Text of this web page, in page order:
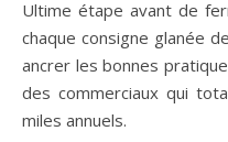
Ultime étape avant de
chaque consigne glanée
ancrer les bonnes
des commerciaux qui
miles annuels.